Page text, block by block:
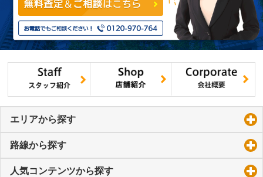
エリアから探す
路線から探す
人気コンテンツから探す